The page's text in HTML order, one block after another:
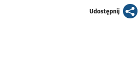
Udostępnijartykuł